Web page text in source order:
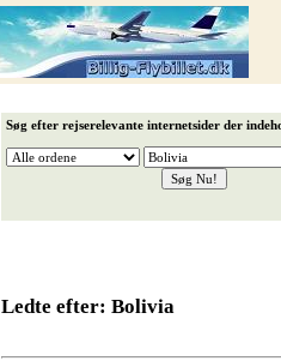
Søg efter rejserelevante internetsider der
Ledte efter: Bolivia